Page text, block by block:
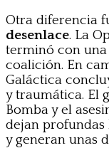
Otra diferencia
desenlace. La
terminó con
coalición. En
Galáctica
y traumática. El
Bomba y el
dejan profundas
y generan unas